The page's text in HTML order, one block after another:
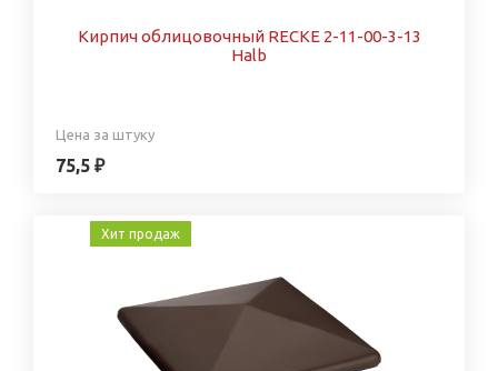
Кирпич облицовочный RECKE 2-11-00-3-13
Halb
Цена за штуку
75,5 ₽
Хит продаж